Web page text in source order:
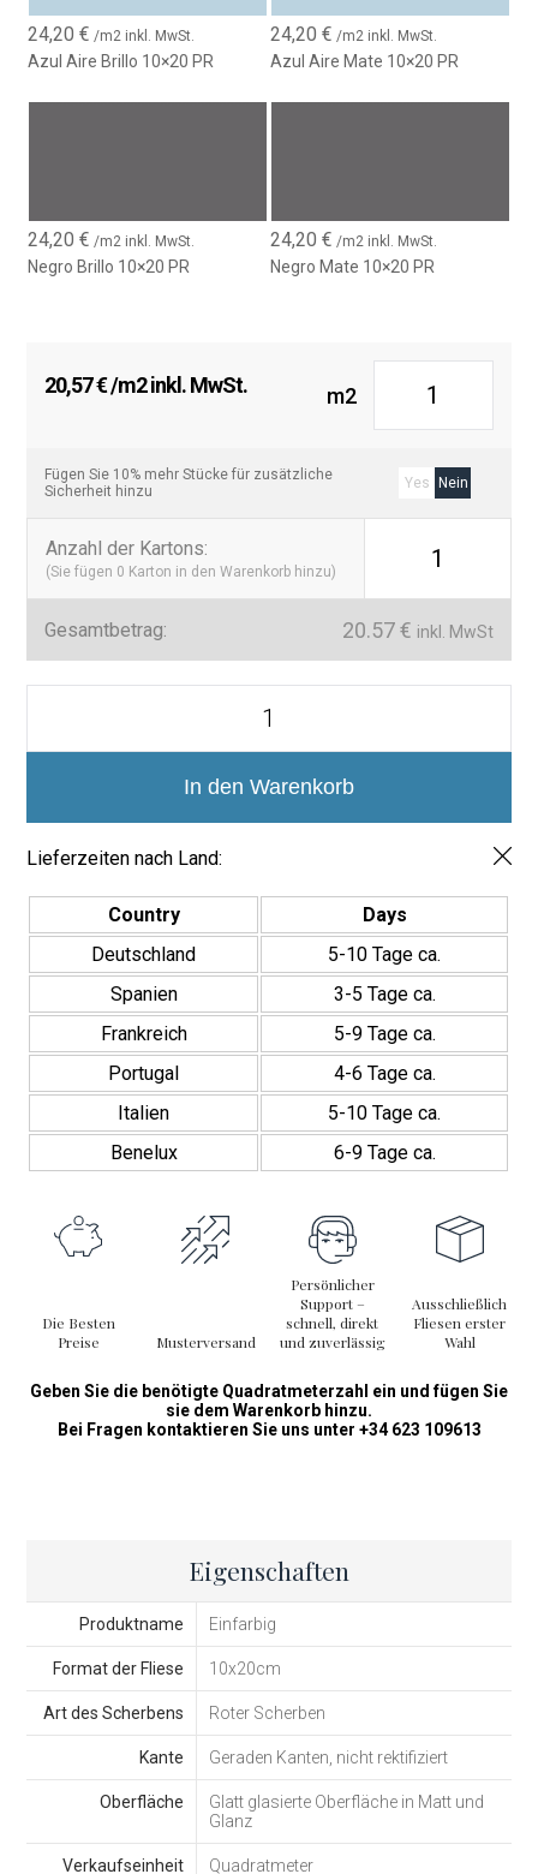
24,20€ /m2 inkl. MwSt.
Azul Aire Brillo 10×20 PR
24,20 € /m2 inkl. MwSt.
Azul Aire Mate 10×20 PR
24,20€ /m2 inkl. MwSt.
Negro Brillo 10×20 PR
24,20 € /m2 inkl. MwSt.
Negro Mate 10×20 PR
20,57€/m2 inkl. MwSt. m2
Fügen Sie 10% mehr Stücke für zusätzliche
Sicherheit hinzu
Yes Nein
Anzahl der Kartons:
(Sie fügen 0 Karton in den Warenkorb hinzu) 1
Gesamtbetrag: 20.57 € inkl. MwSt
Roja
In den Warenkorb
Lieferzeiten nach Land:
Country
Days
Deutschland
5-10 Tage ca.
Spanien
3-5 Tage ca.
Frankreich
5-9 Tage ca.
Portugal
4-6 Tage ca.
Italien
5-10 Tage ca.
Benelux
6-9 Tage ca.
Die Besten
Preise
Musterversand
Persönlicher
Support –
schnell, direkt
und zuverlässig
Ausschließlich
Fliesen erster
Wahl
Geben Sie die benötigte Quadratmeterzahl ein und fügen Sie
sie dem Warenkorb hinzu.
Bei Fragen kontaktieren Sie uns unter +34 623 109613
Eigenschaften
Produktname Einfarbig
Format der Fliese 10x20cm
Art des Scherbens Roter Scherben
Kante Geraden Kanten, nicht rektifiziert
Oberfläche
Glatt glasierte Oberfläche in Matt und
Glanz
Verkaufseinheit Quadratmeter